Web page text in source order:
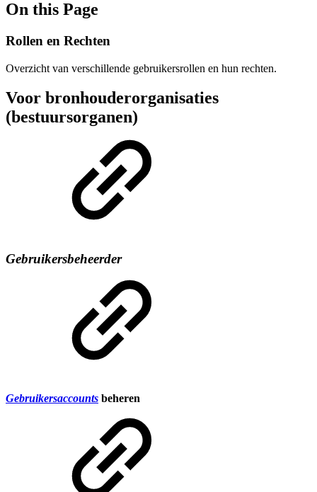
On this Page
Rollen en Rechten
Overzicht van verschillende gebruikersrollen en hun rechten.
Voor bronhouderorganisaties
(bestuursorganen)
Gebruikersbeheerder
Gebruikersaccounts beheren